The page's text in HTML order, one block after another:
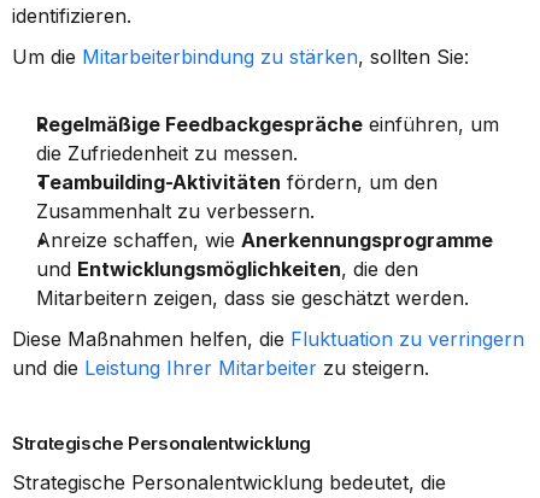
identifizieren.
Um die Mitarbeiterbindung zu stärken, sollten Sie:
Regelmäßige Feedbackgespräche einführen, um
die Zufriedenheit zu messen.
Teambuilding-Aktivitäten fördern, um den
Zusammenhalt zu verbessern.
Anreize schaffen, wie Anerkennungsprogramme
und Entwicklungsmöglichkeiten, die den
Mitarbeitern zeigen, dass sie geschätzt werden.
Diese Maßnahmen helfen, die Fluktuation zu verringern
und die Leistung Ihrer Mitarbeiter zu steigern.
Strategische Personalentwicklung
Strategische Personalentwicklung bedeutet, die